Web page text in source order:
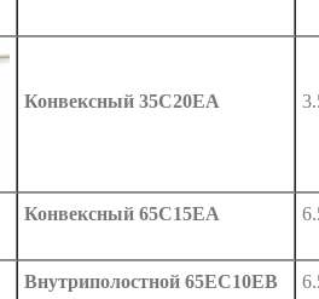
Конвексный 35C20EA
Конвексный 65C15EA
Внутриполостной 65EC10EB